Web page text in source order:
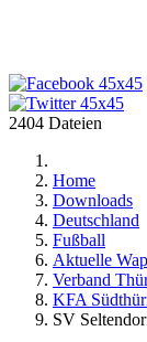
2404 Dateien
Home
Downloads
Deutschland
Fußball
Aktuelle
Verband
KFA
SV